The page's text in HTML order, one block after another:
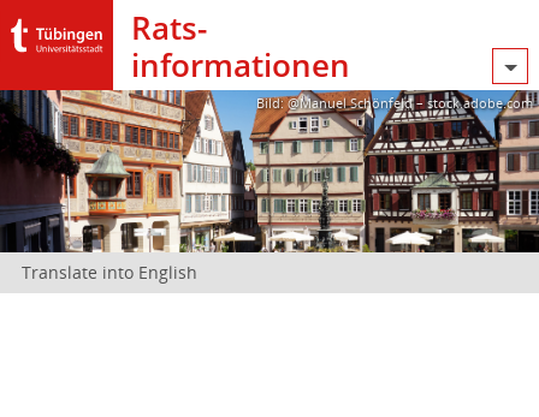
Rats­
informationen
Bild: @Manuel Schönfeld – stock.adobe.com
Translate into English